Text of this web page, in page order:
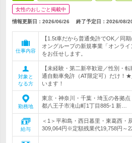
女性のおしごと掲載中
情報更新日：2026/06/26 終了予定日： 2026/08/
仕事内容
【1.5t車だから普通免許でOK／同
オングループの新規事業「オンラ
をお任せします。
対象と
なる方
【未経験・第二新卒歓迎／性別・
通自動車免許（AT限定可）だけ！
います！
勤務地
東京・神奈川・千葉・埼玉の各拠
都八王子市滝山町1丁目885-1 新…
給与
＜1＞平和島・西日暮里・東葛西・
309,064円※定額残業代19,758円～